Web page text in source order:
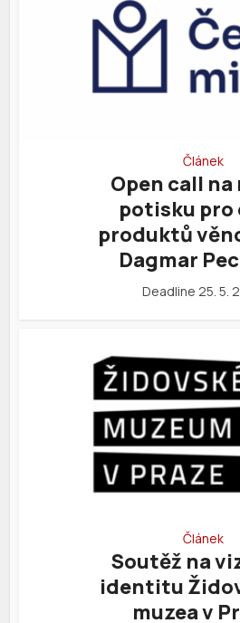
Článek
Open call
potisku pro
produktů
Dagmar
Deadline 25. 5.
Článek
Soutěž na
identitu
muzea v